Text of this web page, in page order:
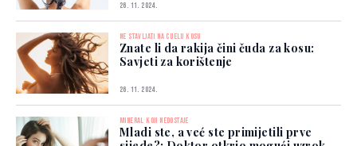
26. 11. 2024.
NE STAVLJATI NA CIJELU KOSU
Znate li da rakija čini čuda za kosu:
Savjeti za korištenje
26. 11. 2024.
MINERAL KOJI NEDOSTAJE
Mladi ste, a već ste primijetili prve